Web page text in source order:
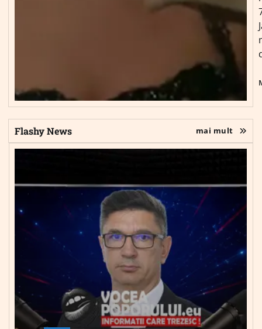
Flashy News mai mult